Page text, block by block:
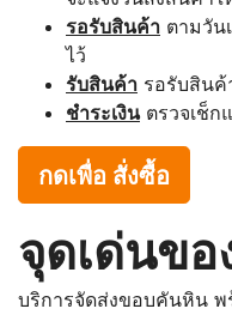
รอรับสินค้า ตามวัน
ไว้
รับสินค้า รอรับสิน
ชำระเงินตรวจเช็ก
กดเพื่อ สั่งซื้อ
จุดเด่นขอ
บริการจัดส่งขอบคันหิน พ